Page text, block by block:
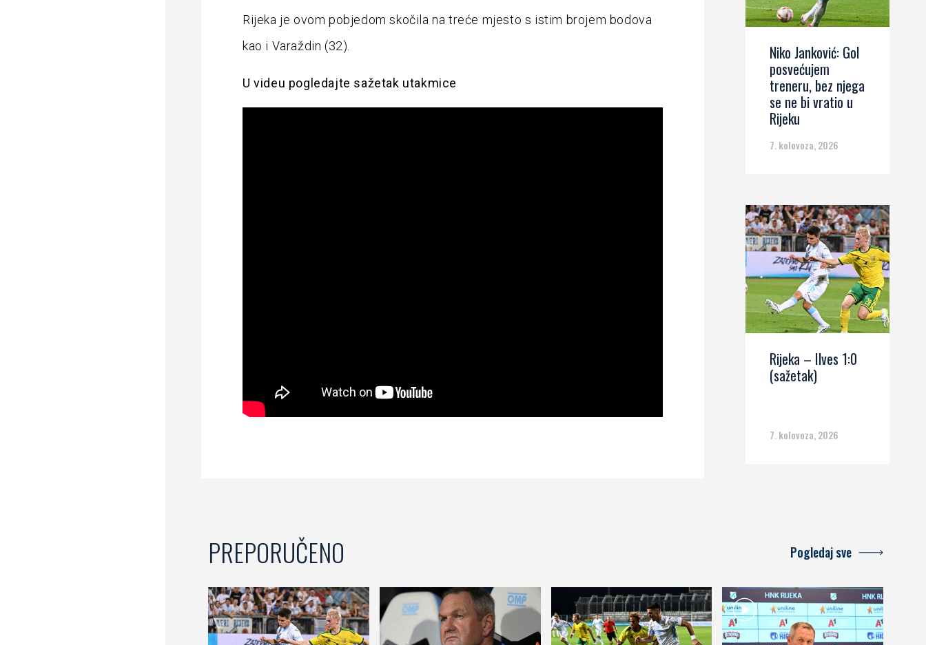
Rijeka je ovom pobjedom skočila na treće mjesto s istim brojem bodova
kao i Varaždin (32).
U videu pogledajte sažetak utakmice
Niko Janković: Gol
posvećujem
treneru, bez njega
se ne bi vratio u
Rijeku
7. kolovoza, 2026
Rijeka – Ilves 1:0
(sažetak)
7. kolovoza, 2026
PREPORUČENO Pogledaj sve